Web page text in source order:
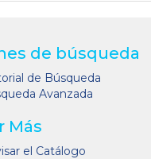
de búsqueda
de Búsqueda
Avanzada
Más
el Catálogo